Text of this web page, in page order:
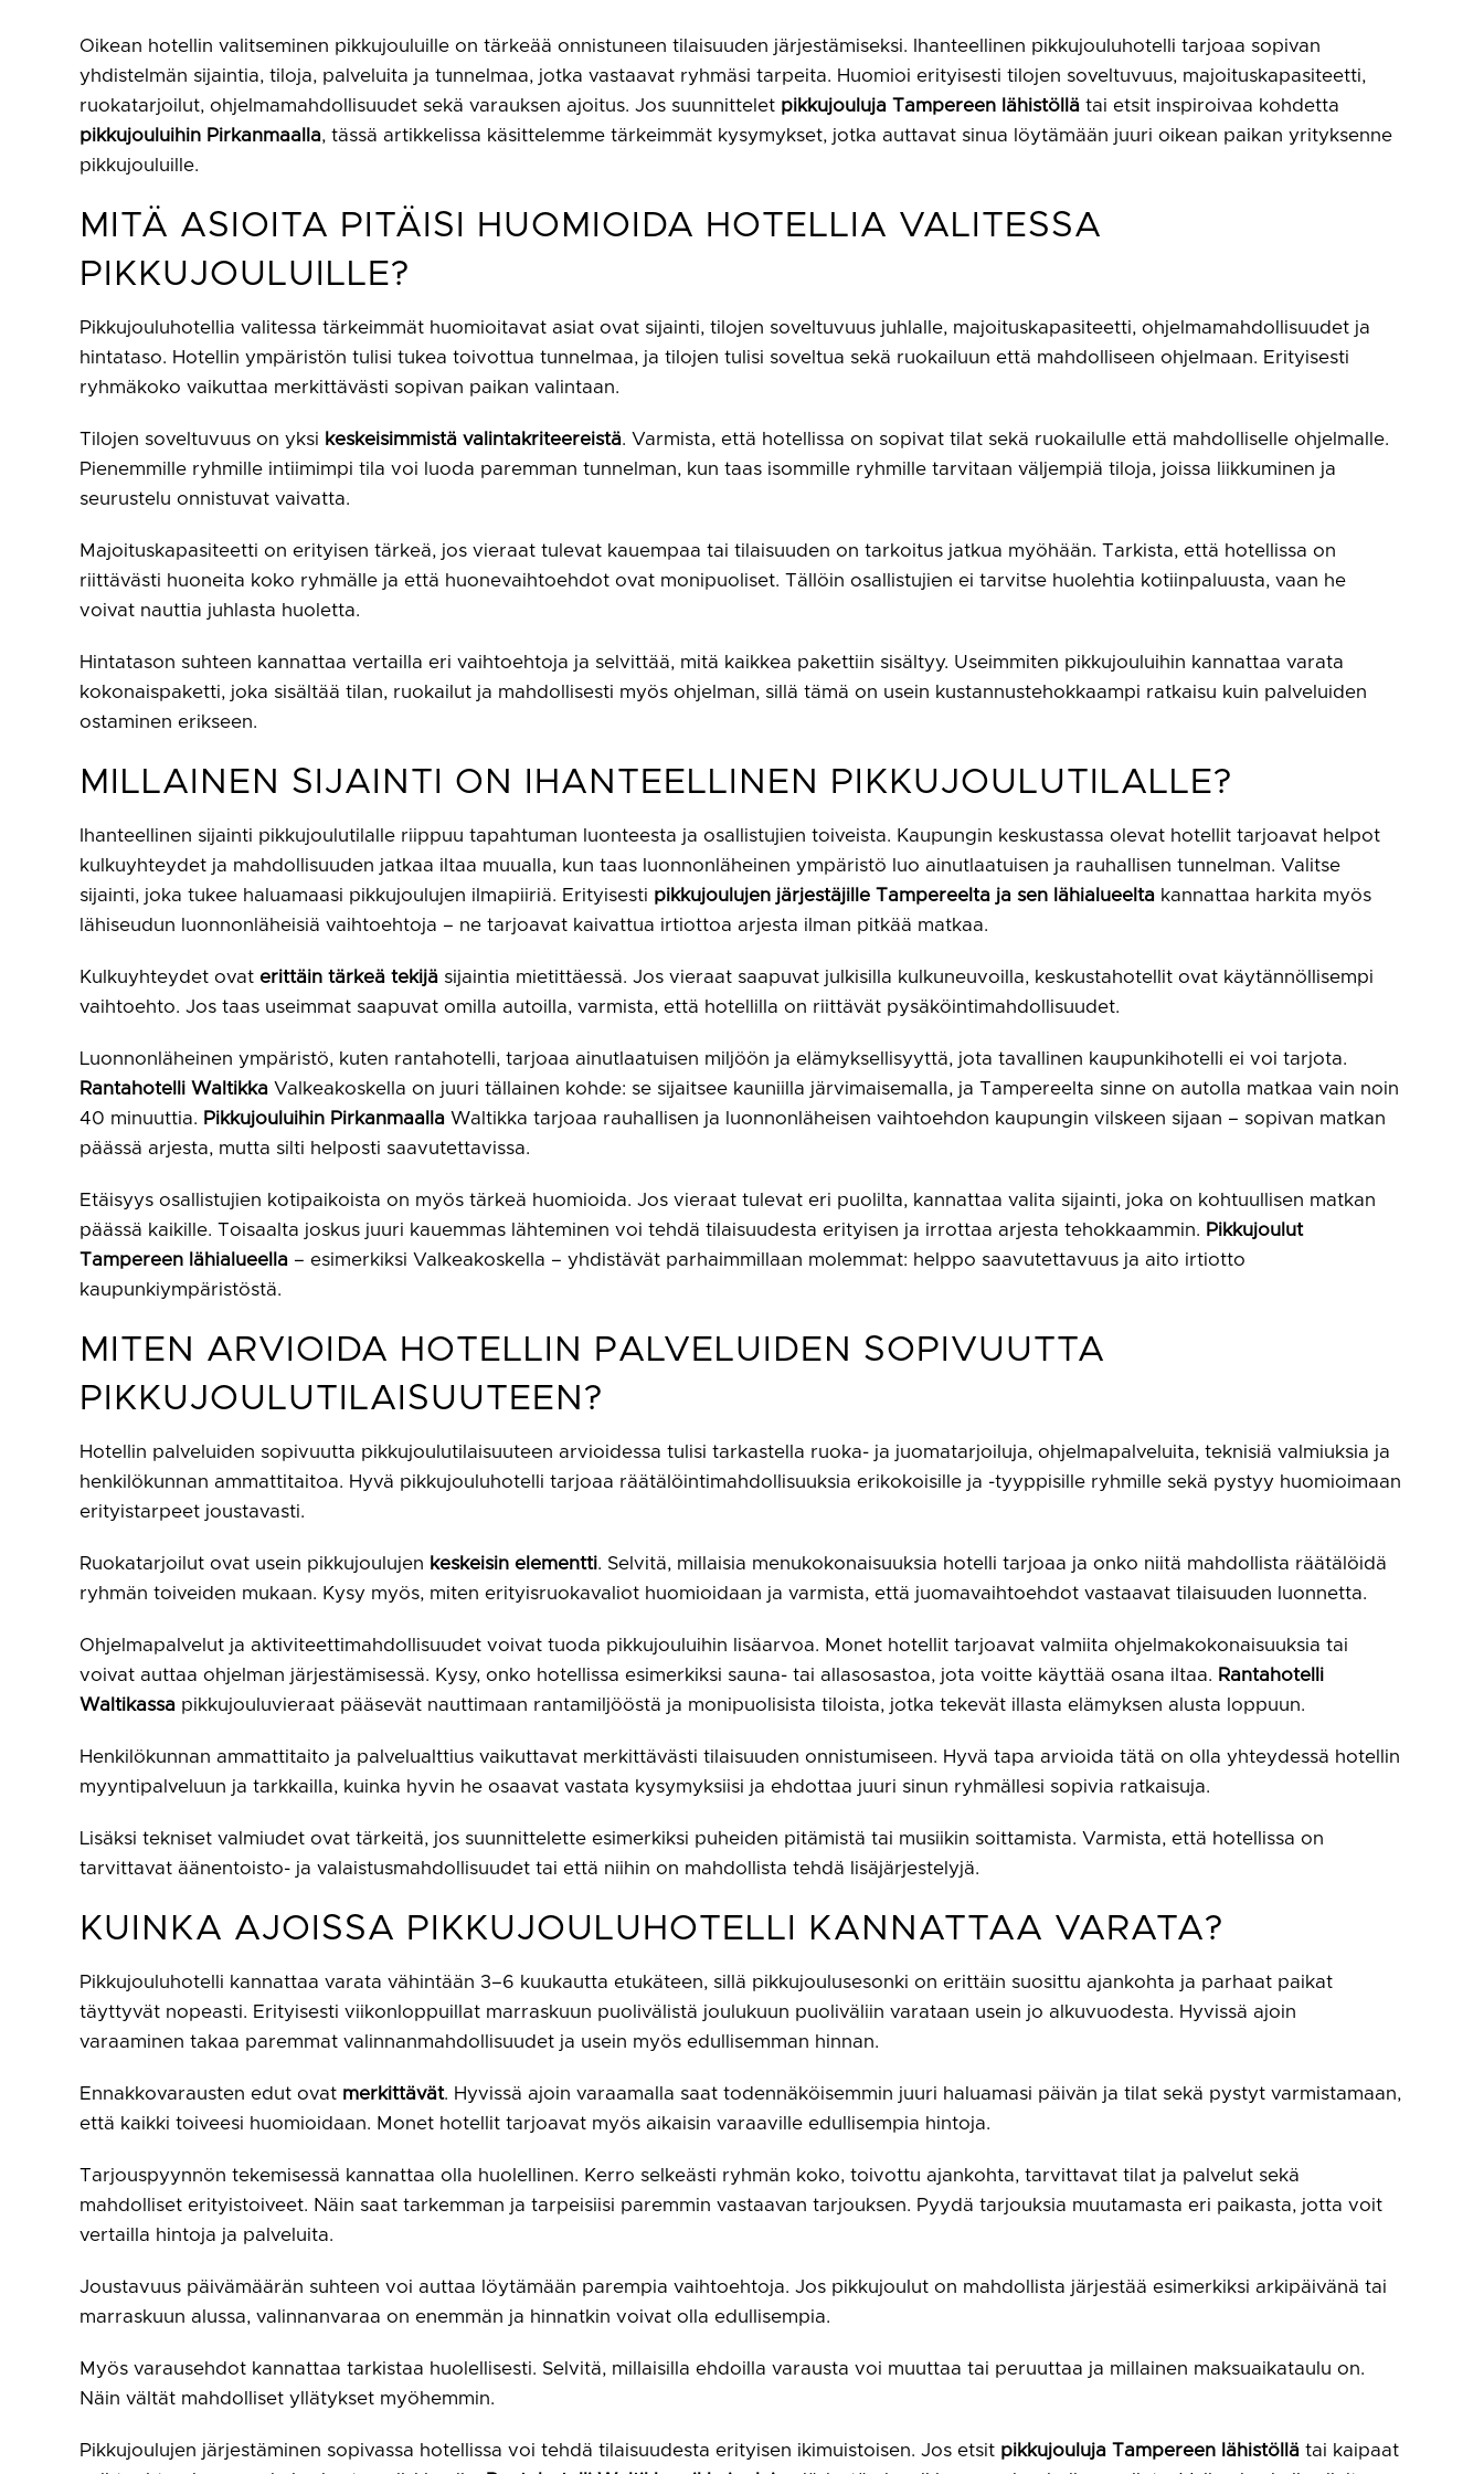
Oikean hotellin valitseminen pikkujouluille on tärkeää onnistuneen tilaisuuden järjestämiseksi. Ihanteellinen pikkujouluhotelli tarjoaa sopivan
yhdistelmän sijaintia, tiloja, palveluita ja tunnelmaa, jotka vastaavat ryhmäsi tarpeita. Huomioi erityisesti tilojen soveltuvuus, majoituskapasiteetti,
ruokatarjoilut, ohjelmamahdollisuudet sekä varauksen ajoitus. Jos suunnittelet pikkujouluja Tampereen lähistöllä tai etsit inspiroivaa kohdetta
pikkujouluihin Pirkanmaalla, tässä artikkelissa käsittelemme tärkeimmät kysymykset, jotka auttavat sinua löytämään juuri oikean paikan yrityksenne
pikkujouluille.
MITÄ ASIOITA PITÄISI HUOMIOIDA HOTELLIA VALITESSA
PIKKUJOULUILLE?
Pikkujouluhotellia valitessa tärkeimmät huomioitavat asiat ovat sijainti, tilojen soveltuvuus juhlalle, majoituskapasiteetti, ohjelmamahdollisuudet ja
hintataso. Hotellin ympäristön tulisi tukea toivottua tunnelmaa, ja tilojen tulisi soveltua sekä ruokailuun että mahdolliseen ohjelmaan. Erityisesti
ryhmäkoko vaikuttaa merkittävästi sopivan paikan valintaan.
Tilojen soveltuvuus on yksi keskeisimmistä valintakriteereistä. Varmista, että hotellissa on sopivat tilat sekä ruokailulle että mahdolliselle ohjelmalle.
Pienemmille ryhmille intiimimpi tila voi luoda paremman tunnelman, kun taas isommille ryhmille tarvitaan väljempiä tiloja, joissa liikkuminen ja
seurustelu onnistuvat vaivatta.
Majoituskapasiteetti on erityisen tärkeä, jos vieraat tulevat kauempaa tai tilaisuuden on tarkoitus jatkua myöhään. Tarkista, että hotellissa on
riittävästi huoneita koko ryhmälle ja että huonevaihtoehdot ovat monipuoliset. Tällöin osallistujien ei tarvitse huolehtia kotiinpaluusta, vaan he
voivat nauttia juhlasta huoletta.
Hintatason suhteen kannattaa vertailla eri vaihtoehtoja ja selvittää, mitä kaikkea pakettiin sisältyy. Useimmiten pikkujouluihin kannattaa varata
kokonaispaketti, joka sisältää tilan, ruokailut ja mahdollisesti myös ohjelman, sillä tämä on usein kustannustehokkaampi ratkaisu kuin palveluiden
ostaminen erikseen.
MILLAINEN SIJAINTI ON IHANTEELLINEN PIKKUJOULUTILALLE?
Ihanteellinen sijainti pikkujoulutilalle riippuu tapahtuman luonteesta ja osallistujien toiveista. Kaupungin keskustassa olevat hotellit tarjoavat helpot
kulkuyhteydet ja mahdollisuuden jatkaa iltaa muualla, kun taas luonnonläheinen ympäristö luo ainutlaatuisen ja rauhallisen tunnelman. Valitse
sijainti, joka tukee haluamaasi pikkujoulujen ilmapiiriä. Erityisesti pikkujoulujen järjestäjille Tampereelta ja sen lähialueelta kannattaa harkita myös
lähiseudun luonnonläheisiä vaihtoehtoja – ne tarjoavat kaivattua irtiottoa arjesta ilman pitkää matkaa.
Kulkuyhteydet ovat erittäin tärkeä tekijä sijaintia mietittäessä. Jos vieraat saapuvat julkisilla kulkuneuvoilla, keskustahotellit ovat käytännöllisempi
vaihtoehto. Jos taas useimmat saapuvat omilla autoilla, varmista, että hotellilla on riittävät pysäköintimahdollisuudet.
Luonnonläheinen ympäristö, kuten rantahotelli, tarjoaa ainutlaatuisen miljöön ja elämyksellisyyttä, jota tavallinen kaupunkihotelli ei voi tarjota.
Rantahotelli Waltikka Valkeakoskella on juuri tällainen kohde: se sijaitsee kauniilla järvimaisemalla, ja Tampereelta sinne on autolla matkaa vain noin
40 minuuttia. Pikkujouluihin Pirkanmaalla Waltikka tarjoaa rauhallisen ja luonnonläheisen vaihtoehdon kaupungin vilskeen sijaan – sopivan matkan
päässä arjesta, mutta silti helposti saavutettavissa.
Etäisyys osallistujien kotipaikoista on myös tärkeä huomioida. Jos vieraat tulevat eri puolilta, kannattaa valita sijainti, joka on kohtuullisen matkan
päässä kaikille. Toisaalta joskus juuri kauemmas lähteminen voi tehdä tilaisuudesta erityisen ja irrottaa arjesta tehokkaammin. Pikkujoulut
Tampereen lähialueella – esimerkiksi Valkeakoskella – yhdistävät parhaimmillaan molemmat: helppo saavutettavuus ja aito irtiotto
kaupunkiympäristöstä.
MITEN ARVIOIDA HOTELLIN PALVELUIDEN SOPIVUUTTA
PIKKUJOULUTILAISUUTEEN?
Hotellin palveluiden sopivuutta pikkujoulutilaisuuteen arvioidessa tulisi tarkastella ruoka- ja juomatarjoiluja, ohjelmapalveluita, teknisiä valmiuksia ja
henkilökunnan ammattitaitoa. Hyvä pikkujouluhotelli tarjoaa räätälöintimahdollisuuksia erikokoisille ja -tyyppisille ryhmille sekä pystyy huomioimaan
erityistarpeet joustavasti.
Ruokatarjoilut ovat usein pikkujoulujen keskeisin elementti. Selvitä, millaisia menukokonaisuuksia hotelli tarjoaa ja onko niitä mahdollista räätälöidä
ryhmän toiveiden mukaan. Kysy myös, miten erityisruokavaliot huomioidaan ja varmista, että juomavaihtoehdot vastaavat tilaisuuden luonnetta.
Ohjelmapalvelut ja aktiviteettimahdollisuudet voivat tuoda pikkujouluihin lisäarvoa. Monet hotellit tarjoavat valmiita ohjelmakokonaisuuksia tai
voivat auttaa ohjelman järjestämisessä. Kysy, onko hotellissa esimerkiksi sauna- tai allasosastoa, jota voitte käyttää osana iltaa. Rantahotelli
Waltikassa pikkujouluvieraat pääsevät nauttimaan rantamiljööstä ja monipuolisista tiloista, jotka tekevät illasta elämyksen alusta loppuun.
Henkilökunnan ammattitaito ja palvelualttius vaikuttavat merkittävästi tilaisuuden onnistumiseen. Hyvä tapa arvioida tätä on olla yhteydessä hotellin
myyntipalveluun ja tarkkailla, kuinka hyvin he osaavat vastata kysymyksiisi ja ehdottaa juuri sinun ryhmällesi sopivia ratkaisuja.
Lisäksi tekniset valmiudet ovat tärkeitä, jos suunnittelette esimerkiksi puheiden pitämistä tai musiikin soittamista. Varmista, että hotellissa on
tarvittavat äänentoisto- ja valaistusmahdollisuudet tai että niihin on mahdollista tehdä lisäjärjestelyjä.
KUINKA AJOISSA PIKKUJOULUHOTELLI KANNATTAA VARATA?
Pikkujouluhotelli kannattaa varata vähintään 3–6 kuukautta etukäteen, sillä pikkujoulusesonki on erittäin suosittu ajankohta ja parhaat paikat
täyttyvät nopeasti. Erityisesti viikonloppuillat marraskuun puolivälistä joulukuun puoliväliin varataan usein jo alkuvuodesta. Hyvissä ajoin
varaaminen takaa paremmat valinnanmahdollisuudet ja usein myös edullisemman hinnan.
Ennakkovarausten edut ovat merkittävät. Hyvissä ajoin varaamalla saat todennäköisemmin juuri haluamasi päivän ja tilat sekä pystyt varmistamaan,
että kaikki toiveesi huomioidaan. Monet hotellit tarjoavat myös aikaisin varaaville edullisempia hintoja.
Tarjouspyynnön tekemisessä kannattaa olla huolellinen. Kerro selkeästi ryhmän koko, toivottu ajankohta, tarvittavat tilat ja palvelut sekä
mahdolliset erityistoiveet. Näin saat tarkemman ja tarpeisiisi paremmin vastaavan tarjouksen. Pyydä tarjouksia muutamasta eri paikasta, jotta voit
vertailla hintoja ja palveluita.
Joustavuus päivämäärän suhteen voi auttaa löytämään parempia vaihtoehtoja. Jos pikkujoulut on mahdollista järjestää esimerkiksi arkipäivänä tai
marraskuun alussa, valinnanvaraa on enemmän ja hinnatkin voivat olla edullisempia.
Myös varausehdot kannattaa tarkistaa huolellisesti. Selvitä, millaisilla ehdoilla varausta voi muuttaa tai peruuttaa ja millainen maksuaikataulu on.
Näin vältät mahdolliset yllätykset myöhemmin.
Pikkujoulujen järjestäminen sopivassa hotellissa voi tehdä tilaisuudesta erityisen ikimuistoisen. Jos etsit pikkujouluja Tampereen lähistöllä tai kaipaat